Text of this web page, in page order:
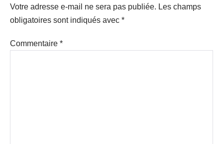
Votre adresse e-mail ne sera pas publiée. Les champs
obligatoires sont indiqués avec *
Commentaire *